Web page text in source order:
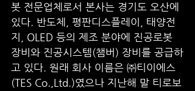
봇 전문업체로서 본사는 경기도 오산에
있다. 반도체, 평판디스플레이, 태양전
지, OLED 등의 제조 분야에 진공로봇
장비와 진공시스템(챔버) 장비를 공급하
고 있다. 원래 회사 이름은 ㈜티이에스
(TES Co.,Ltd.)였으나 지난해 말 티로보